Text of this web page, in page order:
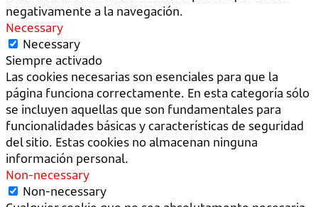
negativamente a la navegación.
Necessary
Necessary
Siempre activado
Las cookies necesarias son esenciales para que la
página funciona correctamente. En esta categoría sólo
se incluyen aquellas que son fundamentales para
funcionalidades básicas y características de seguridad
del sitio. Estas cookies no almacenan ninguna
información personal.
Non-necessary
Non-necessary